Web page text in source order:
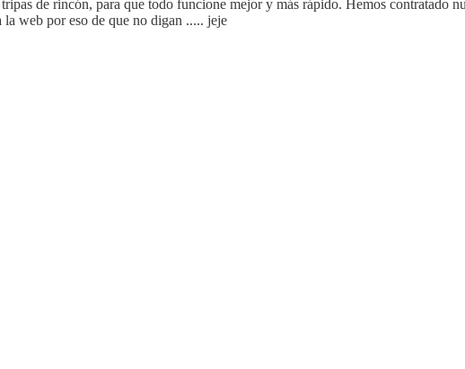
de rincón, para que todo funcione mejor y más rápido. Hemos contratado
web por eso de que no digan ..... jeje